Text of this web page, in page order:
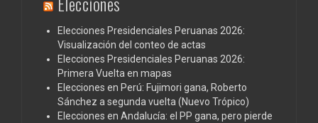
Elecciones Presidenciales Peruanas 2026:
Visualización del conteo de actas
Elecciones Presidenciales Peruanas 2026:
Primera Vuelta en mapas
Elecciones en Perú: Fujimori gana, Roberto
Sánchez a segunda vuelta (Nuevo Trópico)
Elecciones en Andalucía: el PP gana, pero pierde